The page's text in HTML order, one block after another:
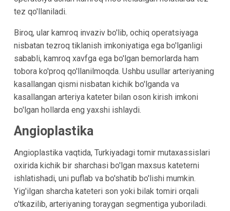
tez qo'llaniladi.
Biroq, ular kamroq invaziv bo'lib, ochiq operatsiyaga
nisbatan tezroq tiklanish imkoniyatiga ega bo'lganligi
sababli, kamroq xavfga ega bo'lgan bemorlarda ham
tobora ko'proq qo'llanilmoqda. Ushbu usullar arteriyaning
kasallangan qismi nisbatan kichik bo'lganda va
kasallangan arteriya kateter bilan oson kirish imkoni
bo'lgan hollarda eng yaxshi ishlaydi.
Angioplastika
Angioplastika vaqtida, Turkiyadagi tomir mutaxassislari
oxirida kichik bir sharchasi bo'lgan maxsus kateterni
ishlatishadi, uni puflab va bo'shatib bo'lishi mumkin.
Yig'ilgan sharcha kateteri son yoki bilak tomiri orqali
o'tkazilib, arteriyaning toraygan segmentiga yuboriladi.